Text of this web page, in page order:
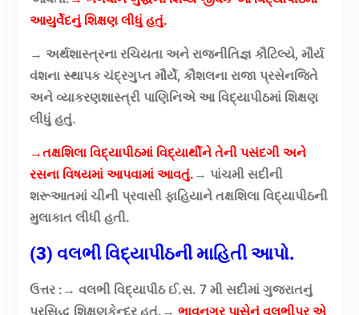
આયુર્વેદનું શિક્ષણ લીધું હતું.
→ અર્થશાસ્ત્રના રચિયતા અને રાજનીતિજ્ઞ કૌટિલ્યે, મૌર્ય
વંશના સ્થાપક ચંદ્રગુપ્ત મૌર્યે, કૌશલના રાજા પ્રસેનજિતે
અને વ્યાકરણશાસ્ત્રી પાણિનિએ આ વિદ્યાપીઠમાં શિક્ષણ
લીધું હતું.
→તક્ષશિલા વિદ્યાપીઠમાં વિદ્યાર્થીને તેની પસંદગી અને
રસના વિષયમાં આપવામાં આવતું. → પાંચમી સદીની
શરૂઆતમાં ચીની પ્રવાસી ફાહિયાને તક્ષશિલા વિદ્યાપીઠની
મુલાકાત લીધી હતી.
(3) વલભી વિદ્યાપીઠની માહિતી આપો.
ઉત્તર : → વલભી વિદ્યાપીઠ ઈ.સ. 7 મી સદીમાં ગુજરાતનું
પ્રસિદ્ધ શિક્ષણકેન્દ્ર હતું. → ભાવનગર પાસેનું વલભીપુર એ